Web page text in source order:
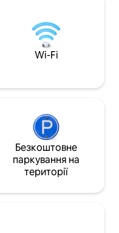
та
району. Створено
любителів
вимогливих
Wi-Fi
Безкоштовне
паркування на
території